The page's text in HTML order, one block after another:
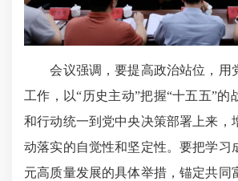
会议强调，要提高政治站位，用
工作，以“历史主动”把握“十五五”的
和行动统一到党中央决策部署上来，
动落实的自觉性和坚定性。要把学习
元高质量发展的具体举措，锚定共同